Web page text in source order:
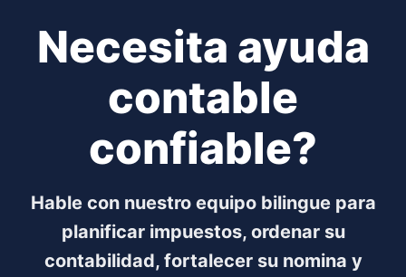
Necesita ayuda
contable
confiable?
Hable con nuestro equipo bilingue para
planificar impuestos, ordenar su
contabilidad, fortalecer su nomina y